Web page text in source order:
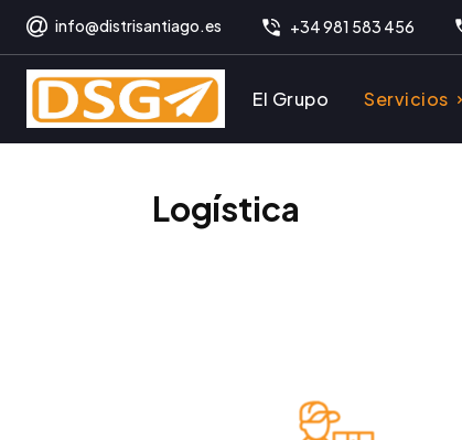
info@distrisantiago.es +34 981 583 456
El Grupo Servicios
Logística